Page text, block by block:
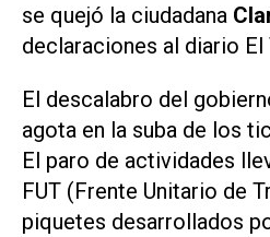
se quejó la ciudadana
declaraciones al diario
El descalabro del
agota en la suba de los
El paro de actividades
FUT (Frente Unitario de
piquetes desarrollados